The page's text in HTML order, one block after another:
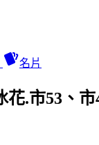
名片
花.市53、